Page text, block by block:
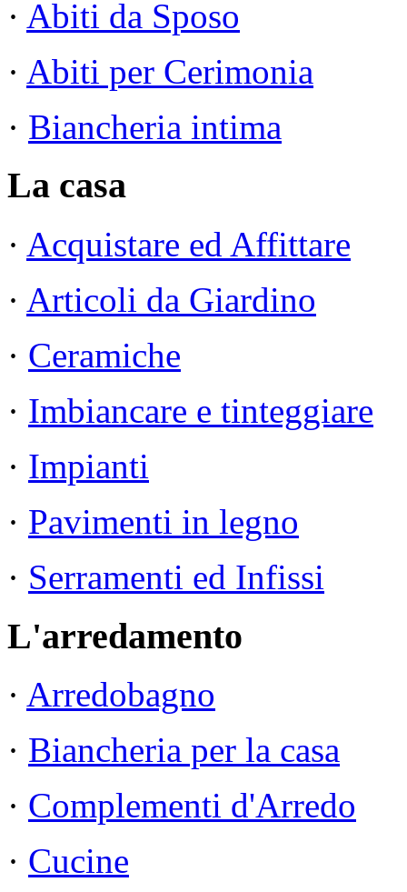
· Abiti da Sposo
· Abiti per Cerimonia
· Biancheria intima
La casa
· Acquistare ed Affittare
· Articoli da Giardino
· Ceramiche
· Imbiancare e tinteggiare
· Impianti
· Pavimenti in legno
· Serramenti ed Infissi
L'arredamento
· Arredobagno
· Biancheria per la casa
· Complementi d'Arredo
· Cucine